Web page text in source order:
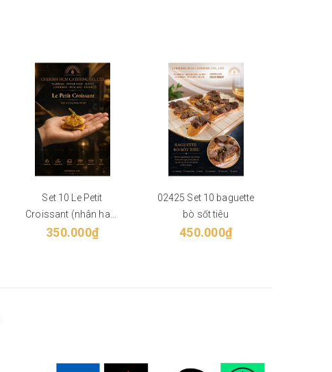
Set 10 Le Petit
Croissant (nhân ham
cheese)
350.000₫
02425 Set 10 baguette
bò sốt tiêu
450.000₫